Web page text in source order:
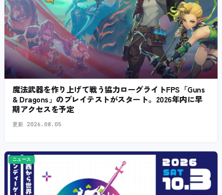
魔法武器を作り上げて戦う協力ローグライトFPS「Guns
& Dragons」のプレイテストがスタート。2026年内に早
期アクセスを予定
更新 2026.08.05
ニュース